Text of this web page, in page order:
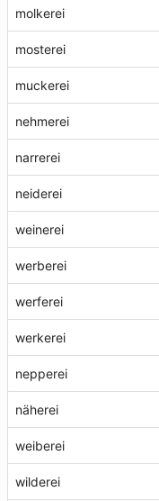
molkerei
mosterei
muckerei
nehmerei
narrerei
neiderei
weinerei
werberei
werferei
werkerei
nepperei
näherei
weiberei
wilderei